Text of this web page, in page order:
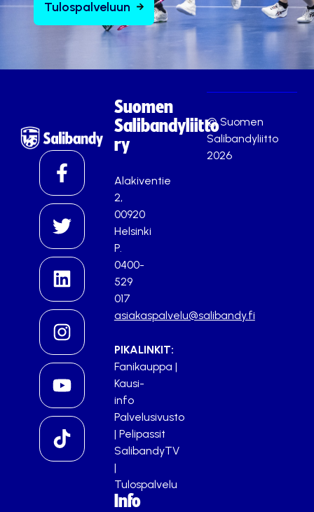
Tulospalveluun
Suomen
Salibandyliitto
ry
Alakiventie
2,
00920
Helsinki
P.
0400-
529
017
asiakaspalvelu@salibandy.fi
PIKALINKIT:
Fanikauppa |
Kausi-
info
Palvelusivusto
| Pelipassit
SalibandyTV
|
Tulospalvelu
Info
© Suomen
Salibandyliitto
2026